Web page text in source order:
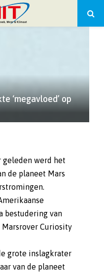
‘megavloed’ op
geleden werd het
de planeet Mars
bestudering van
Marsrover Curiosity
grote inslagkrater
van de planeet